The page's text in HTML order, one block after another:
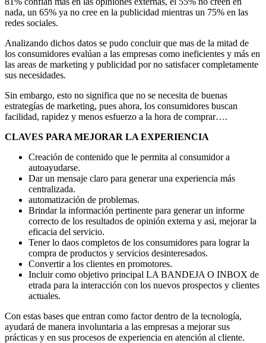
nada, un 65% ya no cree en la publicidad mientras un 75% en las
redes sociales.
Analizando dichos datos se pudo concluir que mas de la mitad de
los consumidores evalúan a las empresas como ineficientes y más en
las areas de marketing y publicidad por no satisfacer completamente
sus necesidades.
Sin embargo, esto no significa que no se necesita de buenas
estrategías de marketing, pues ahora, los consumidores buscan
facilidad, rapidez y menos esfuerzo a la hora de comprar….
CLAVES PARA MEJORAR LA EXPERIENCIA
Creación de contenido que le permita al consumidor a
autoayudarse.
Dar un mensaje claro para generar una experiencia más
centralizada.
automatización de problemas.
Brindar la información pertinente para generar un informe
correcto de los resultados de opinión externa y asi, mejorar la
eficacia del servicio.
Tener lo daos completos de los consumidores para lograr la
compra de productos y servicios desinteresados.
Convertir a los clientes en promotores.
Incluir como objetivo principal LA BANDEJA O INBOX de
etrada para la interacción con los nuevos prospectos y clientes
actuales.
Con estas bases que entran como factor dentro de la tecnología,
ayudará de manera involuntaria a las empresas a mejorar sus
prácticas y en sus procesos de experiencia en atención al cliente.